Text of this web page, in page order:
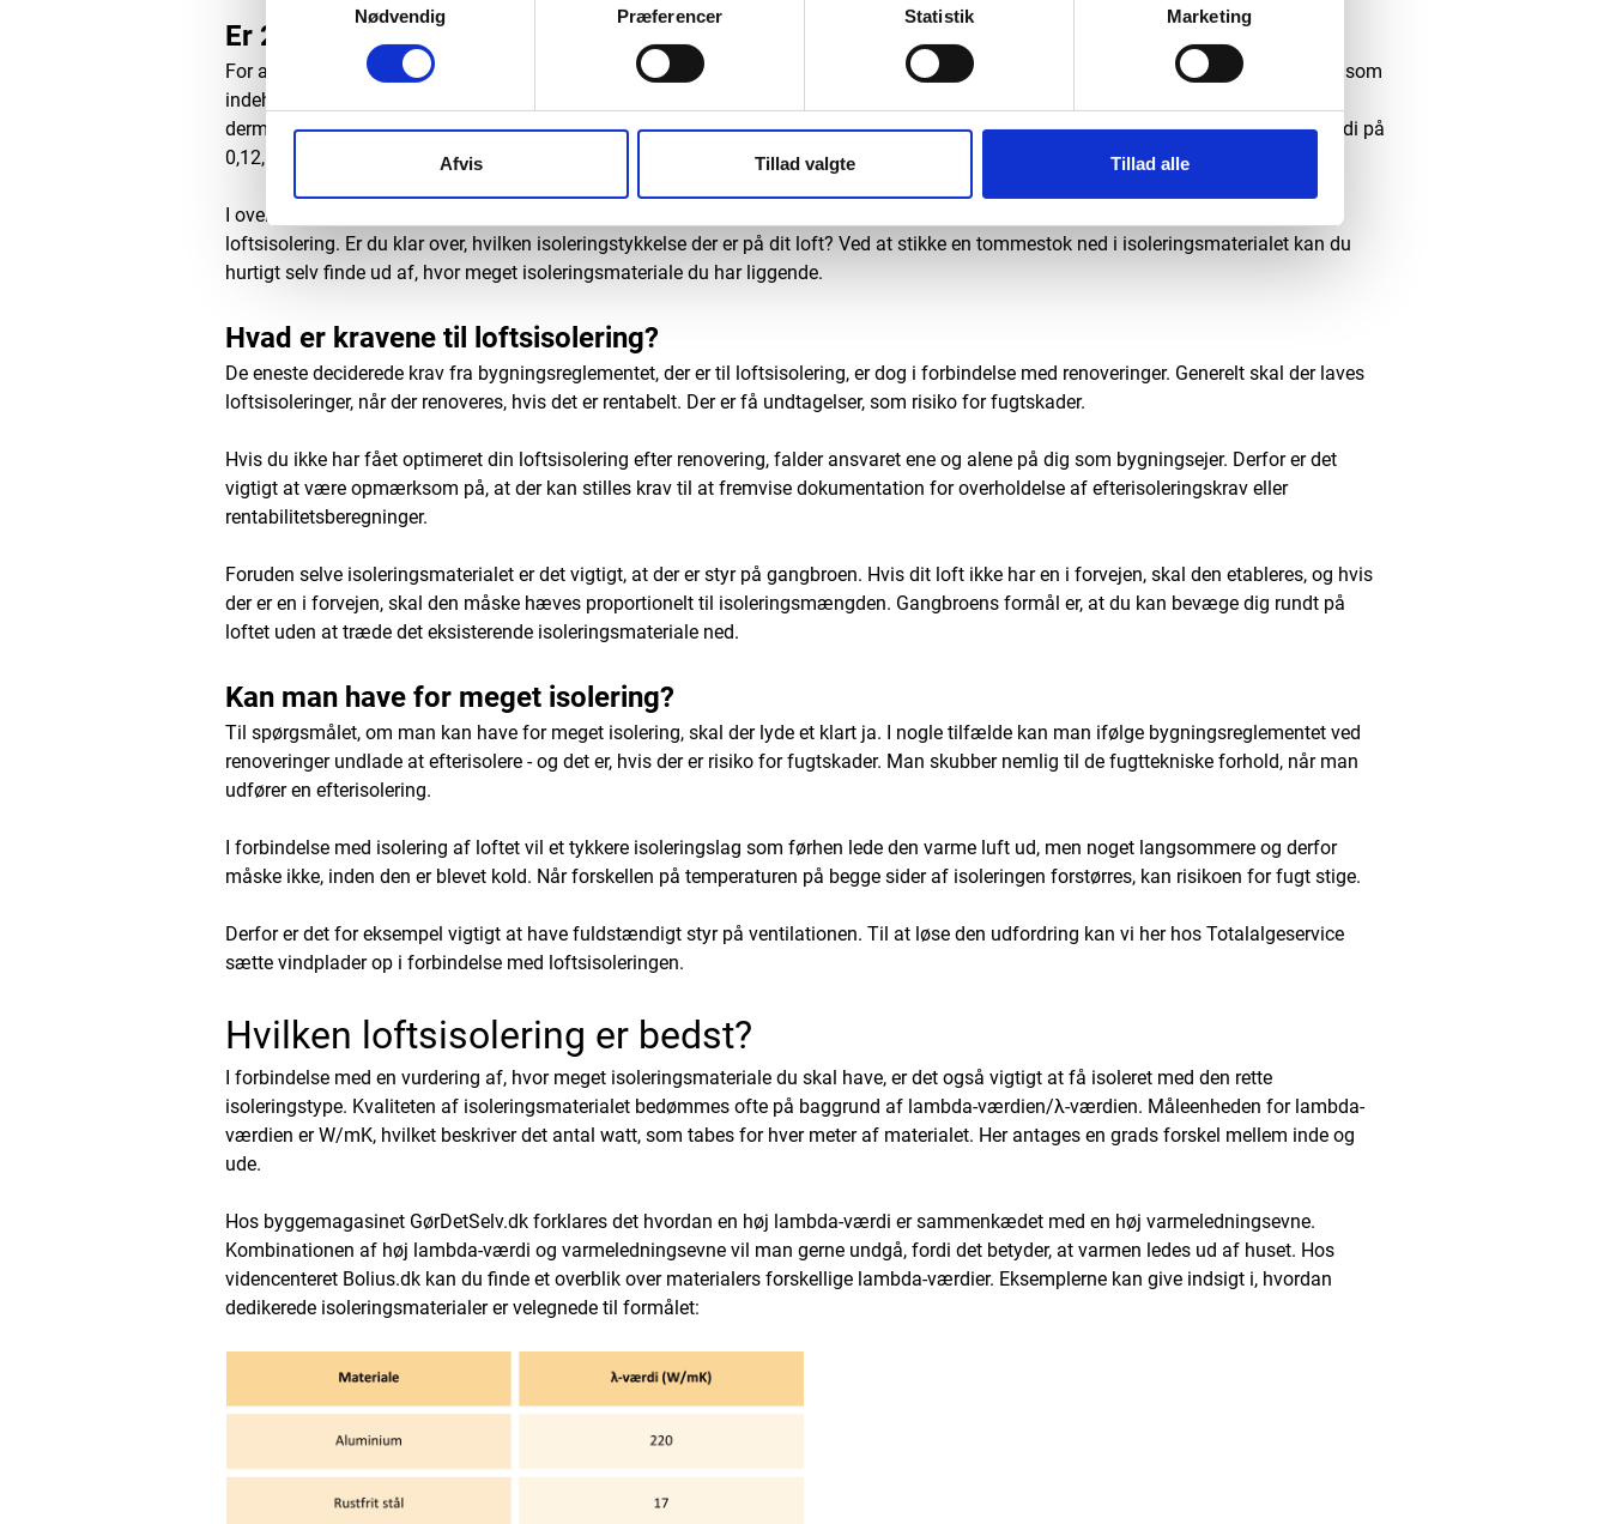
Nødvendig
Præferencer Statistik Marketing
Afvis Tillad valgte Tillad alle
Er 200 mm isolering nok?
For at gøre det hele mere overskueligt bringer vi her et eksempel på loftsisoleringsarbejde. Lad os sige, at du har en loftskonstruktion, som
indeholder 150 mm isoleringsmateriale (som i et eksempel fra bygningsreglementets vejledning). Lad os derudover antage, at dit loft
dermed har en samlet U-værdi på 0,25 W/m2K. Det lever ikke op til kravet om 0,12 W/m2K. For at nå ned under den påkrævede U-værdi på
0,12, skal der tilføres yderligere 150 mm isoleringsmateriale.
I ovenstående tilfælde er hverken 100, 150 eller 200 mm isolering altså nok, og det vil det langt fra altid være, når det kommer til
loftsisolering. Er du klar over, hvilken isoleringstykkelse der er på dit loft? Ved at stikke en tommestok ned i isoleringsmaterialet kan du
hurtigt selv finde ud af, hvor meget isoleringsmateriale du har liggende.
Hvad er kravene til loftsisolering?
De eneste deciderede krav fra bygningsreglementet, der er til loftsisolering, er dog i forbindelse med renoveringer. Generelt skal der laves
loftsisoleringer, når der renoveres, hvis det er rentabelt. Der er få undtagelser, som risiko for fugtskader.
Hvis du ikke har fået optimeret din loftsisolering efter renovering, falder ansvaret ene og alene på dig som bygningsejer. Derfor er det
vigtigt at være opmærksom på, at der kan stilles krav til at fremvise dokumentation for overholdelse af efterisoleringskrav eller
rentabilitetsberegninger.
Foruden selve isoleringsmaterialet er det vigtigt, at der er styr på gangbroen. Hvis dit loft ikke har en i forvejen, skal den etableres, og hvis
der er en i forvejen, skal den måske hæves proportionelt til isoleringsmængden. Gangbroens formål er, at du kan bevæge dig rundt på
loftet uden at træde det eksisterende isoleringsmateriale ned.
Kan man have for meget isolering?
Til spørgsmålet, om man kan have for meget isolering, skal der lyde et klart ja. I nogle tilfælde kan man ifølge bygningsreglementet ved
renoveringer undlade at efterisolere - og det er, hvis der er risiko for fugtskader. Man skubber nemlig til de fugttekniske forhold, når man
udfører en efterisolering.
I forbindelse med isolering af loftet vil et tykkere isoleringslag som førhen lede den varme luft ud, men noget langsommere og derfor
måske ikke, inden den er blevet kold. Når forskellen på temperaturen på begge sider af isoleringen forstørres, kan risikoen for fugt stige.
Derfor er det for eksempel vigtigt at have fuldstændigt styr på ventilationen. Til at løse den udfordring kan vi her hos Totalalgeservice
sætte vindplader op i forbindelse med loftsisoleringen.
Hvilken loftsisolering er bedst?
I forbindelse med en vurdering af, hvor meget isoleringsmateriale du skal have, er det også vigtigt at få isoleret med den rette
isoleringstype. Kvaliteten af isoleringsmaterialet bedømmes ofte på baggrund af lambda-værdien/λ-værdien. Måleenheden for lambda-
værdien er W/mK, hvilket beskriver det antal watt, som tabes for hver meter af materialet. Her antages en grads forskel mellem inde og
ude.
Hos byggemagasinet GørDetSelv.dk forklares det hvordan en høj lambda-værdi er sammenkædet med en høj varmeledningsevne.
Kombinationen af høj lambda-værdi og varmeledningsevne vil man gerne undgå, fordi det betyder, at varmen ledes ud af huset. Hos
videncenteret Bolius.dk kan du finde et overblik over materialers forskellige lambda-værdier. Eksemplerne kan give indsigt i, hvordan
dedikerede isoleringsmaterialer er velegnede til formålet: